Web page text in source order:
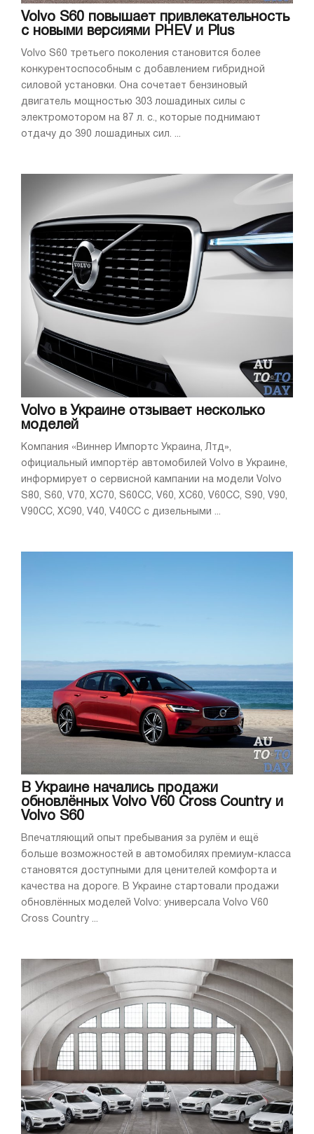
Volvo S60 повышает привлекательность
с новыми версиями PHEV и Plus
Volvo S60 третьего поколения становится более
конкурентоспособным с добавлением гибридной
силовой установки. Она сочетает бензиновый
двигатель мощностью 303 лошадиных силы с
электромотором на 87 л. с., которые поднимают
отдачу до 390 лошадиных сил. ...
Volvo в Украине отзывает несколько
моделей
Компания «Виннер Импортс Украина, Лтд»,
официальный импортёр автомобилей Volvo в Украине,
информирует о сервисной кампании на модели Volvo
S80, S60, V70, XC70, S60CC, V60, XC60, V60CC, S90, V90,
V90CC, XC90, V40, V40CC с дизельными ...
В Украине начались продажи
обновлённых Volvo V60 Cross Country и
Volvo S60
Впечатляющий опыт пребывания за рулём и ещё
больше возможностей в автомобилях премиум-класса
становятся доступными для ценителей комфорта и
качества на дороге. В Украине стартовали продажи
обновлённых моделей Volvo: универсала Volvo V60
Cross Country ...